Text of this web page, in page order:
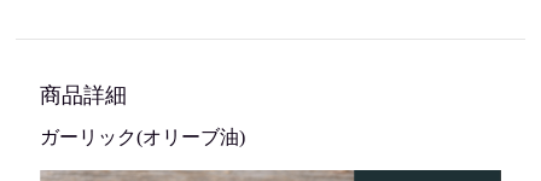
商品詳細
ガーリック(オリーブ油)